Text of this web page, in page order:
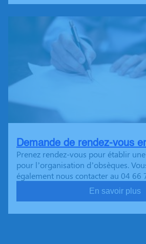
Demande de rendez-vous
Prenez rendez-vous pour établir
pour l’organisation d’obsèques.
également nous contacter au 04 66
En savoir plus